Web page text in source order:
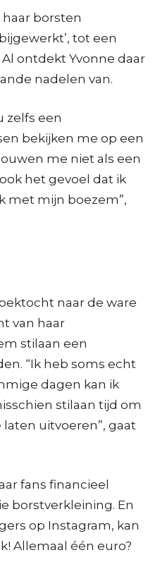
borsten
tot een
ontdekt Yvonne daar
nadelen van.
zelfs een
bekijken me op een
me niet als een
het gevoel dat ik
met mijn boezem”,
naar de ware
van haar
stilaan een
“Ik heb soms echt
dagen kan ik
stilaan tijd om
uitvoeren”, gaat
fans financieel
borstverkleining. En
op Instagram, kan
Allemaal één euro?